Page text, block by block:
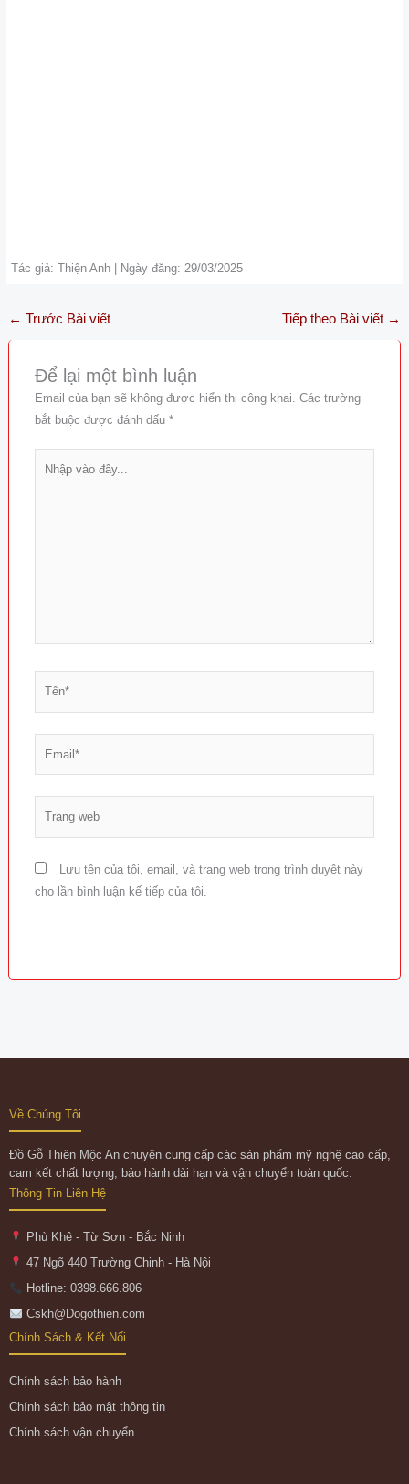
Tác giả: Thiện Anh | Ngày đăng: 29/03/2025
← Trước Bài viết Tiếp theo Bài viết →
Để lại một bình luận
Email của bạn sẽ không được hiển thị công khai. Các trường
bắt buộc được đánh dấu *
Lưu tên của tôi, email, và trang web trong trình duyệt này
cho lần bình luận kế tiếp của tôi.
Về Chúng Tôi
Đồ Gỗ Thiên Mộc An chuyên cung cấp các sản phẩm mỹ nghệ cao cấp,
cam kết chất lượng, bảo hành dài hạn và vận chuyển toàn quốc.
Thông Tin Liên Hệ
Phù Khê - Từ Sơn - Bắc Ninh
47 Ngõ 440 Trường Chinh - Hà Nội
Hotline: 0398.666.806
Cskh@Dogothien.com
Chính Sách & Kết Nối
Chính sách bảo hành
Chính sách bảo mật thông tin
Chính sách vận chuyển